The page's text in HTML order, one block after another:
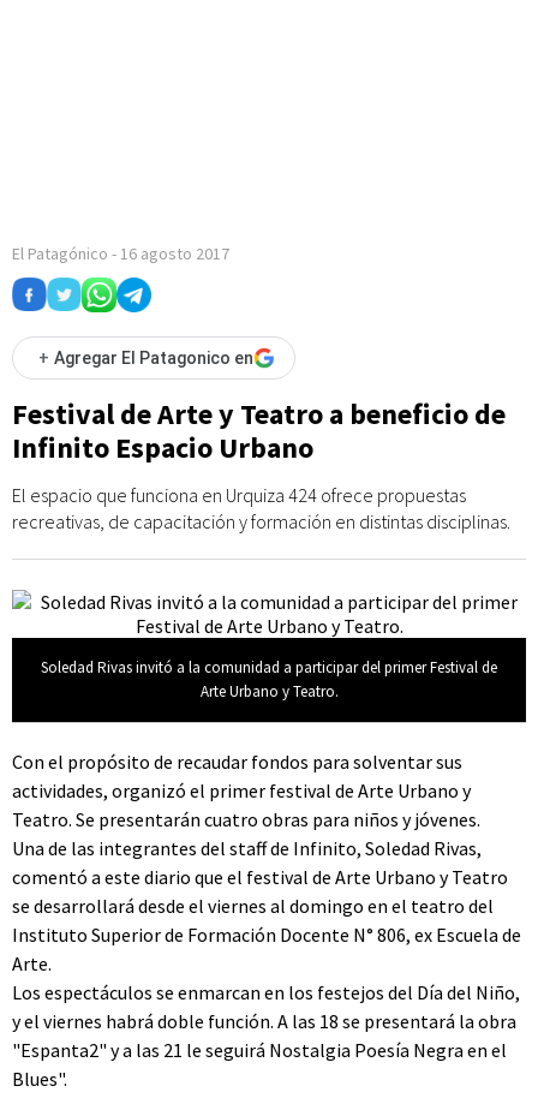
El Patagónico - 16 agosto 2017
+ Agregar El Patagonico en
Festival de Arte y Teatro a beneficio de
Infinito Espacio Urbano
El espacio que funciona en Urquiza 424 ofrece propuestas
recreativas, de capacitación y formación en distintas disciplinas.
Soledad Rivas invitó a la comunidad a participar del primer Festival de
Arte Urbano y Teatro.
Con el propósito de recaudar fondos para solventar sus
actividades, organizó el primer festival de Arte Urbano y
Teatro. Se presentarán cuatro obras para niños y jóvenes.
Una de las integrantes del staff de Infinito, Soledad Rivas,
comentó a este diario que el festival de Arte Urbano y Teatro
se desarrollará desde el viernes al domingo en el teatro del
Instituto Superior de Formación Docente N° 806, ex Escuela de
Arte.
Los espectáculos se enmarcan en los festejos del Día del Niño,
y el viernes habrá doble función. A las 18 se presentará la obra
"Espanta2" y a las 21 le seguirá Nostalgia Poesía Negra en el
Blues".